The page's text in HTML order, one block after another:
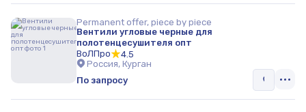
Permanent offer, piece by piece
Вентили угловые черные для
полотенцесушителя опт
ВоЛПро
4.5
Россия, Курган
По запросу